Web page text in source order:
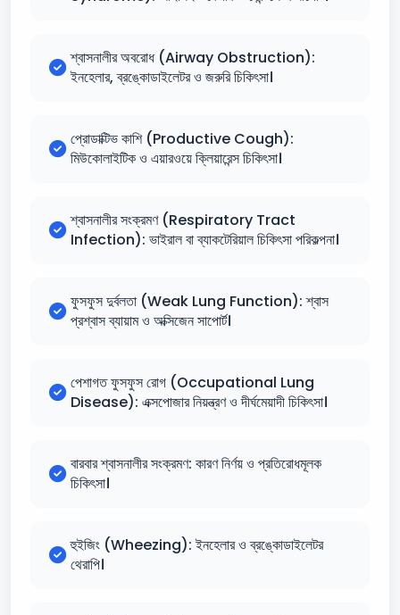
শ্বাসনালীর অবরোধ (Airway Obstruction):
ইনহেলার, ব্রঙ্কোডাইলেটর ও জরুরি চিকিৎসা।
প্রোডাক্টিভ কাশি (Productive Cough):
মিউকোলাইটিক ও এয়ারওয়ে ক্লিয়ারেন্স চিকিৎসা।
শ্বাসনালীর সংক্রমণ (Respiratory Tract
Infection): ভাইরাল বা ব্যাকটেরিয়াল চিকিৎসা পরিকল্পনা।
ফুসফুস দুর্বলতা (Weak Lung Function): শ্বাস
প্রশ্বাস ব্যায়াম ও অক্সিজেন সাপোর্ট।
পেশাগত ফুসফুস রোগ (Occupational Lung
Disease): এক্সপোজার নিয়ন্ত্রণ ও দীর্ঘমেয়াদী চিকিৎসা।
বারবার শ্বাসনালীর সংক্রমণ: কারণ নির্ণয় ও প্রতিরোধমূলক
চিকিৎসা।
হুইজিং (Wheezing): ইনহেলার ও ব্রঙ্কোডাইলেটর
থেরাপি।